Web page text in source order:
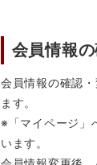
会員情報
会員情報の確認
ます。
※「マイページ」
います。